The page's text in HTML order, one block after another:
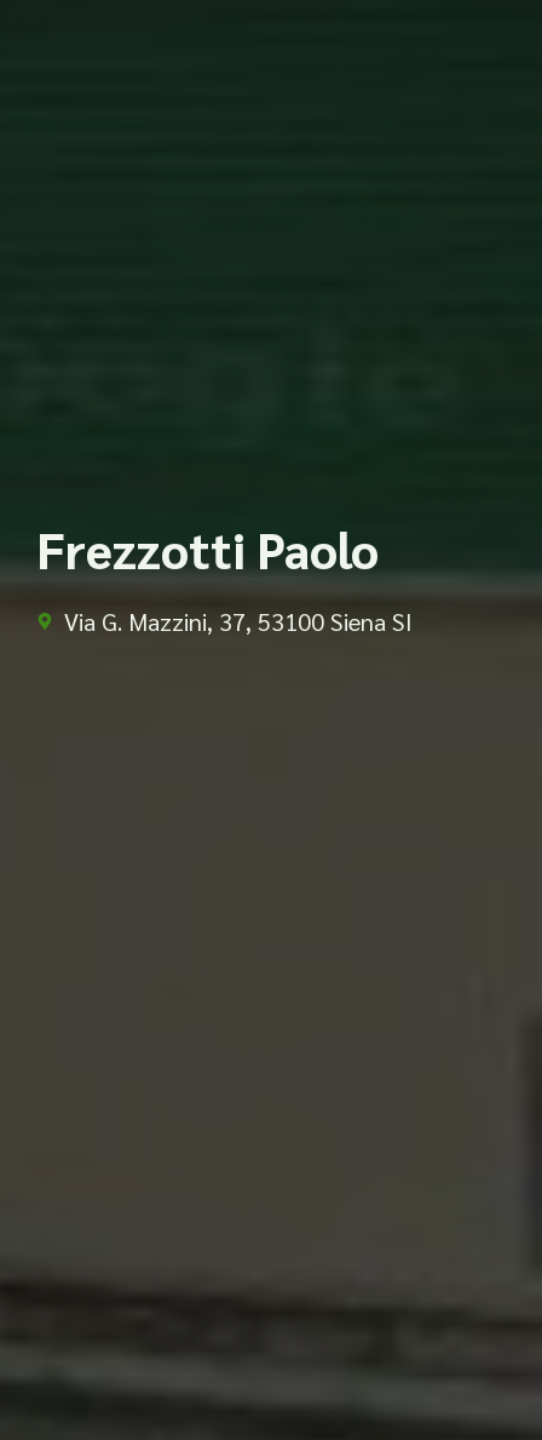
Frezzotti Paolo
Via G. Mazzini, 37, 53100 Siena SI